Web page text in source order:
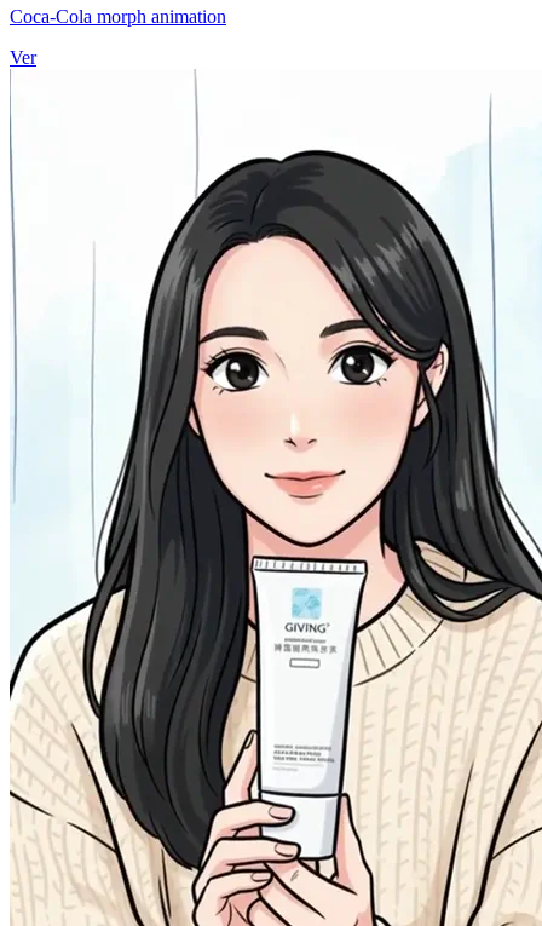
Coca-Cola morph animation
Ver